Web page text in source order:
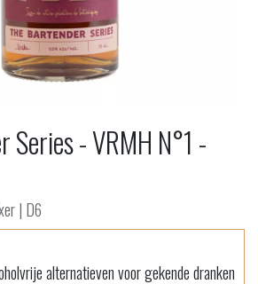
Series - VRMH N°1 -
| D6
alternatieven voor gekende dranken